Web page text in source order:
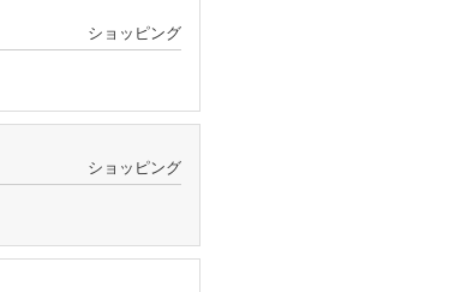
ショッピング
ショッピング